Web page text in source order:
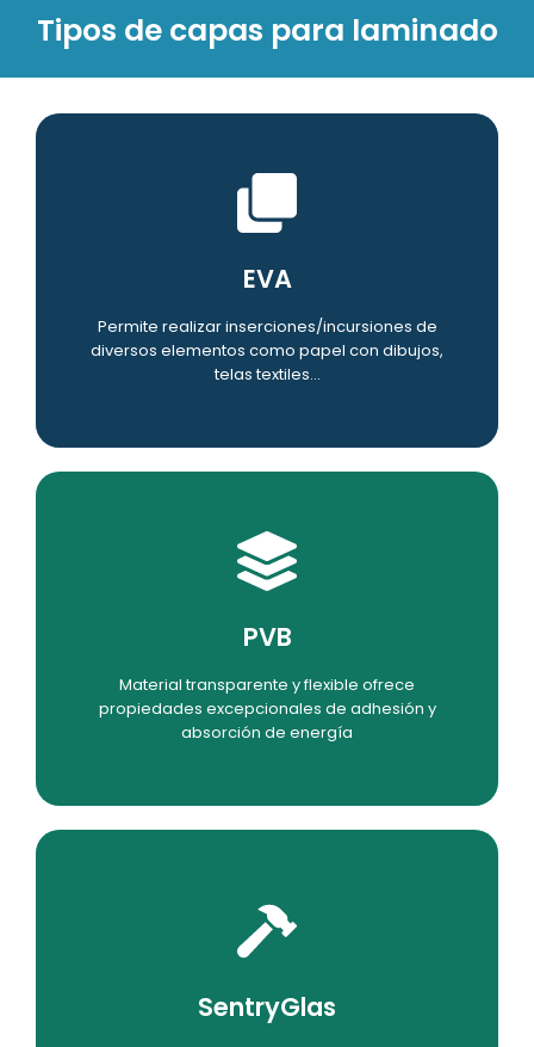
Tipos de capas para laminado
EVA
Permite realizar inserciones/incursiones de
diversos elementos como papel con dibujos,
telas textiles...
Ideales para personalizar el vidrio y darle un
PVB
Material transparente y flexible ofrece
propiedades excepcionales de adhesión y
absorción de energía
Mejora la resistencia y la seguridad del vidrio
SentryGlas
dimensional.
Ver Detalles